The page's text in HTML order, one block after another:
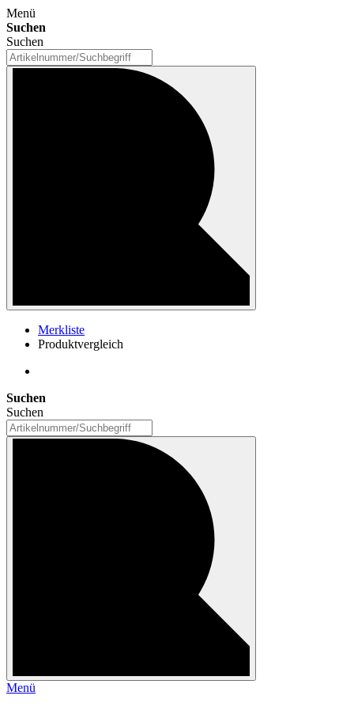
Menü
Suchen
Suchen
Merkliste
Produktvergleich
Suchen
Suchen
Menü